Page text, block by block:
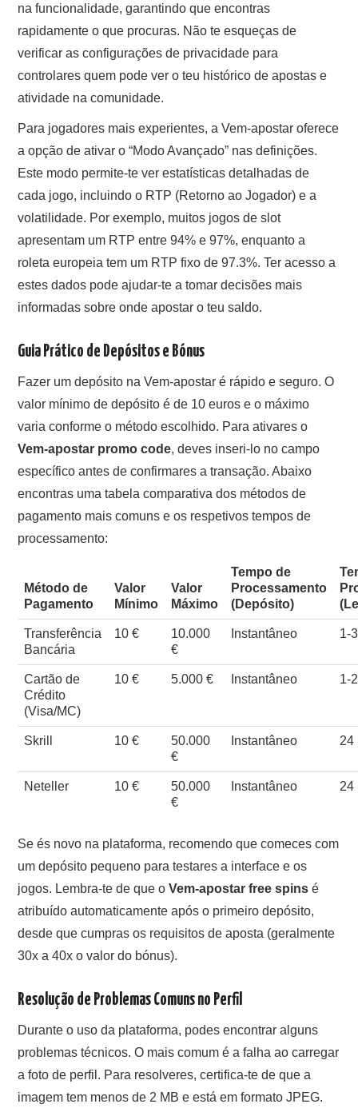
na funcionalidade, garantindo que encontras
rapidamente o que procuras. Não te esqueças de
verificar as configurações de privacidade para
controlares quem pode ver o teu histórico de apostas e
atividade na comunidade.
Para jogadores mais experientes, a Vem-apostar oferece
a opção de ativar o “Modo Avançado” nas definições.
Este modo permite-te ver estatísticas detalhadas de
cada jogo, incluindo o RTP (Retorno ao Jogador) e a
volatilidade. Por exemplo, muitos jogos de slot
apresentam um RTP entre 94% e 97%, enquanto a
roleta europeia tem um RTP fixo de 97.3%. Ter acesso a
estes dados pode ajudar-te a tomar decisões mais
informadas sobre onde apostar o teu saldo.
Guia Prático de Depósitos e Bónus
Fazer um depósito na Vem-apostar é rápido e seguro. O
valor mínimo de depósito é de 10 euros e o máximo
varia conforme o método escolhido. Para ativares o
Vem-apostar promo code, deves inseri-lo no campo
específico antes de confirmares a transação. Abaixo
encontras uma tabela comparativa dos métodos de
pagamento mais comuns e os respetivos tempos de
processamento:
Método de
Pagamento
Valor
Mínimo
Valor
Máximo
Tempo de
Processamento
(Depósito)
Transferência
Bancária
10 €
10.000
€
Instantâneo 1-
Cartão de
Crédito
(Visa/MC)
10 € 5.000 € Instantâneo 1-
Skrill 10 €
50.000
€
Instantâneo 24
Neteller 10 €
50.000
€
Instantâneo 24
Se és novo na plataforma, recomendo que comeces com
um depósito pequeno para testares a interface e os
jogos. Lembra-te de que oVem-apostar free spins é
atribuído automaticamente após o primeiro depósito,
desde que cumpras os requisitos de aposta (geralmente
30x a 40x o valor do bónus).
Resolução de Problemas Comuns no Perfil
Durante o uso da plataforma, podes encontrar alguns
problemas técnicos. O mais comum é a falha ao carregar
a foto de perfil. Para resolveres, certifica-te de que a
imagem tem menos de 2 MB e está em formato JPEG.